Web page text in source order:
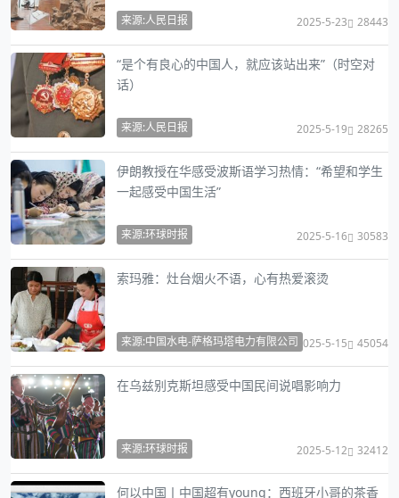
来源:人民日报 2025-5-23 28443
“是个有良心的中国人，就应该站出来”（时空对
话）
来源:人民日报 2025-5-19 28265
伊朗教授在华感受波斯语学习热情：“希望和学生
一起感受中国生活”
来源:环球时报 2025-5-16 30583
索玛雅：灶台烟火不语，心有热爱滚烫
来源:中国水电-萨格玛塔电力有限公司2025-5-15 45054
在乌兹别克斯坦感受中国民间说唱影响力
来源:环球时报 2025-5-12 32412
何以中国丨中国超有young：西班牙小哥的茶香